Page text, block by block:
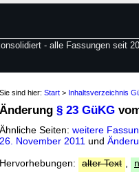
- alle Fassungen seit
Sie sind hier: Start > Inhaltsverzeichnis
Änderung § 23 GüKG
Ähnliche Seiten: weitere
26. November 2011 und
Hervorhebungen:
alter Text